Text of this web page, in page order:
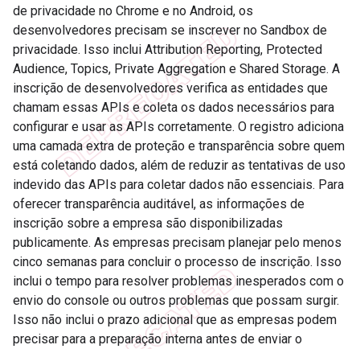
de privacidade no Chrome e no Android, os
desenvolvedores precisam se inscrever no Sandbox de
privacidade. Isso inclui Attribution Reporting, Protected
Audience, Topics, Private Aggregation e Shared Storage. A
inscrição de desenvolvedores verifica as entidades que
chamam essas APIs e coleta os dados necessários para
configurar e usar as APIs corretamente. O registro adiciona
uma camada extra de proteção e transparência sobre quem
está coletando dados, além de reduzir as tentativas de uso
indevido das APIs para coletar dados não essenciais. Para
oferecer transparência auditável, as informações de
inscrição sobre a empresa são disponibilizadas
publicamente. As empresas precisam planejar pelo menos
cinco semanas para concluir o processo de inscrição. Isso
inclui o tempo para resolver problemas inesperados com o
envio do console ou outros problemas que possam surgir.
Isso não inclui o prazo adicional que as empresas podem
precisar para a preparação interna antes de enviar o